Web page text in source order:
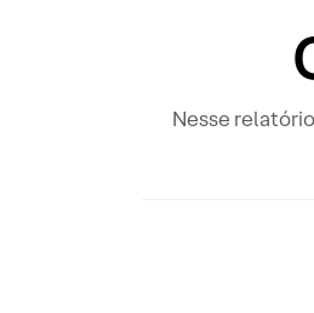
Nesse